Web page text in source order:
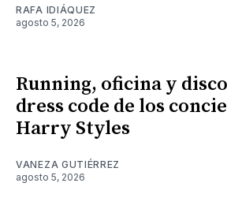
RAFA IDIÁQUEZ
agosto 5, 2026
Running, oficina y
dress code de los
Harry Styles
VANEZA GUTIÉRREZ
agosto 5, 2026